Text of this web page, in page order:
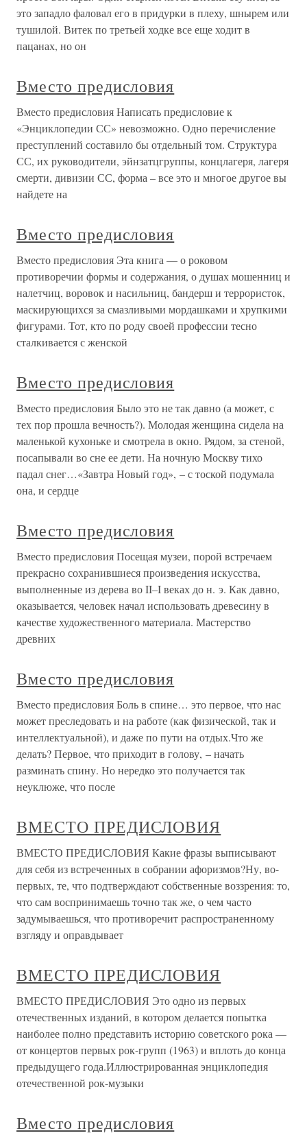
это западло фаловал его в придурки в плеху, шнырем или
тушилой. Витек по третьей ходке все еще ходит в
пацанах, но он
Вместо предисловия
Вместо предисловия Написать предисловие к
«Энциклопедии СС» невозможно. Одно перечисление
преступлений составило бы отдельный том. Структура
СС, их руководители, эйнзатцгруппы, концлагеря, лагеря
смерти, дивизии СС, форма – все это и многое другое вы
найдете на
Вместо предисловия
Вместо предисловия Эта книга — о роковом
противоречии формы и содержания, о душах мошенниц и
налетчиц, воровок и насильниц, бандерш и террористок,
маскирующихся за смазливыми мордашками и хрупкими
фигурами. Тот, кто по роду своей профессии тесно
сталкивается с женской
Вместо предисловия
Вместо предисловия Было это не так давно (а может, с
тех пор прошла вечность?). Молодая женщина сидела на
маленькой кухоньке и смотрела в окно. Рядом, за стеной,
посапывали во сне ее дети. На ночную Москву тихо
падал снег…«Завтра Новый год», – с тоской подумала
она, и сердце
Вместо предисловия
Вместо предисловия Посещая музеи, порой встречаем
прекрасно сохранившиеся произведения искусства,
выполненные из дерева во II–I веках до н. э. Как давно,
оказывается, человек начал использовать древесину в
качестве художественного материала. Мастерство
древних
Вместо предисловия
Вместо предисловия Боль в спине… это первое, что нас
может преследовать и на работе (как физической, так и
интеллектуальной), и даже по пути на отдых.Что же
делать? Первое, что приходит в голову, – начать
разминать спину. Но нередко это получается так
неуклюже, что после
ВМЕСТО ПРЕДИСЛОВИЯ
ВМЕСТО ПРЕДИСЛОВИЯ Какие фразы выписывают
для себя из встреченных в собрании афоризмов?Ну, во-
первых, те, что подтверждают собственные воззрения: то,
что сам воспринимаешь точно так же, о чем часто
задумываешься, что противоречит распространенному
взгляду и оправдывает
ВМЕСТО ПРЕДИСЛОВИЯ
ВМЕСТО ПРЕДИСЛОВИЯ Это одно из первых
отечественных изданий, в котором делается попытка
наиболее полно представить историю советского рока —
от концертов первых рок-групп (1963) и вплоть до конца
предыдущего года.Иллюстрированная энциклопедия
отечественной рок-музыки
Вместо предисловия